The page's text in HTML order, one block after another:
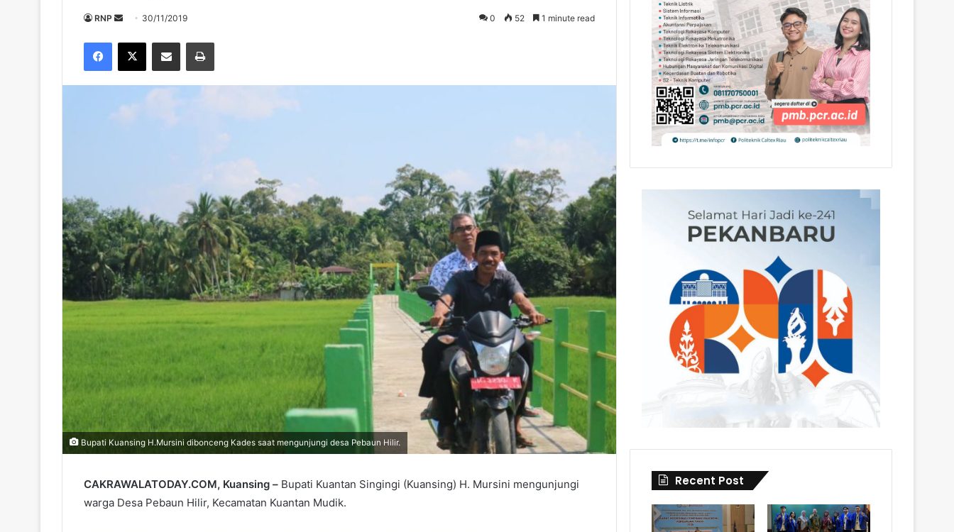
RNP
Send
email
30/11/2019 0 52 1 minute read
Facebook
X Share via Email Print
Bupati Kuansing H.Mursini dibonceng Kades saat mengunjungi desa Pebaun Hilir.
CAKRAWALATODAY.COM, Kuansing – Bupati Kuantan Singingi (Kuansing) H. Mursini mengunjungi
warga Desa Pebaun Hilir, Kecamatan Kuantan Mudik.
Recent Post